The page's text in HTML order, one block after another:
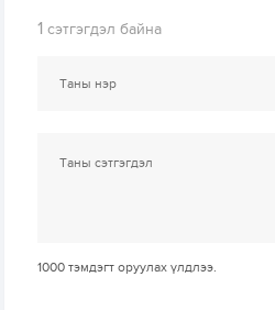
1 сэтгэгдэл байна
1000 тэмдэгт оруулах үлдлээ.